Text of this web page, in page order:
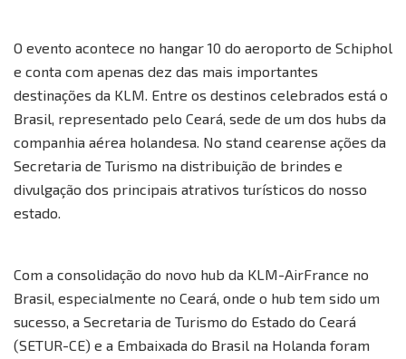
O evento acontece no hangar 10 do aeroporto de Schiphol
e conta com apenas dez das mais importantes
destinações da KLM. Entre os destinos celebrados está o
Brasil, representado pelo Ceará, sede de um dos hubs da
companhia aérea holandesa. No stand cearense ações da
Secretaria de Turismo na distribuição de brindes e
divulgação dos principais atrativos turísticos do nosso
estado.
Com a consolidação do novo hub da KLM-AirFrance no
Brasil, especialmente no Ceará, onde o hub tem sido um
sucesso, a Secretaria de Turismo do Estado do Ceará
(SETUR-CE) e a Embaixada do Brasil na Holanda foram